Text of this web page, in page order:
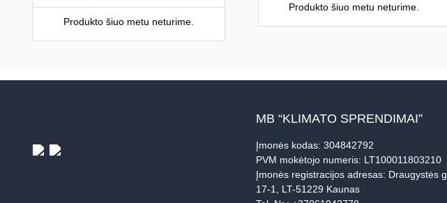
Produkto šiuo metu neturime.
Produkto šiuo metu neturime.
MB “KLIMATO SPRENDIMAI”
Įmonės kodas: 304842792
PVM mokėtojo numeris: LT100011803210
Įmonės registracijos adresas: Draugystės g.
17-1, LT-51229 Kaunas